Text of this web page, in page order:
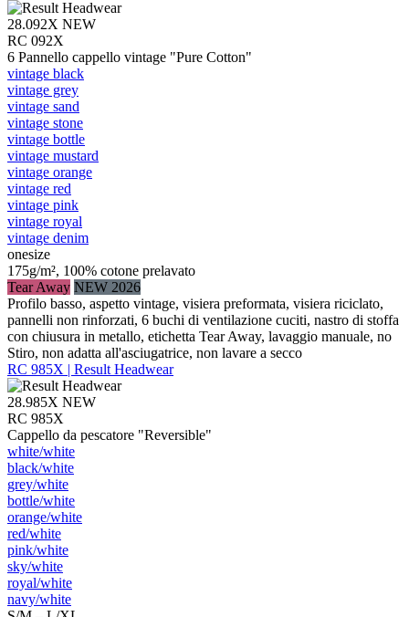
28.092X NEW
RC 092X
6 Pannello cappello vintage "Pure Cotton"
vintage black
vintage grey
vintage sand
vintage stone
vintage bottle
vintage mustard
vintage orange
vintage red
vintage pink
vintage royal
vintage denim
onesize
175g/m², 100% cotone prelavato
Tear Away NEW 2026
Profilo basso, aspetto vintage, visiera preformata, visiera riciclato,
pannelli non rinforzati, 6 buchi di ventilazione cuciti, nastro di stoffa
con chiusura in metallo, etichetta Tear Away, lavaggio manuale, no
Stiro, non adatta all'asciugatrice, non lavare a secco
RC 985X | Result Headwear
28.985X NEW
RC 985X
Cappello da pescatore "Reversible"
white/​white
black/​white
grey/​white
bottle/​white
orange/​white
red/​white
pink/​white
sky/​white
royal/​white
navy/​white